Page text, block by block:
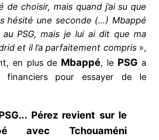
de choisir, mais quand j’ai su que
hésité une seconde (…) Mbappé
PSG, mais je lui ai dit que ma
et il l’a parfaitement compris »,
en plus de Mbappé, le PSG a
financiers pour essayer de le
Pérez revient sur le
avec Tchouaméni